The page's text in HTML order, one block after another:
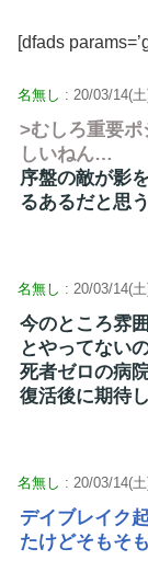
[dfads
名無し : 20/03/14(
>むしろ重要
しいねん…
序盤の敵が影
るあるだと思
名無し : 20/03/14(
今のところ雰
とやってない
死者ゼロの病
復活後に期待
名無し : 20/03/14(
デイブレイク
たけどそもそ